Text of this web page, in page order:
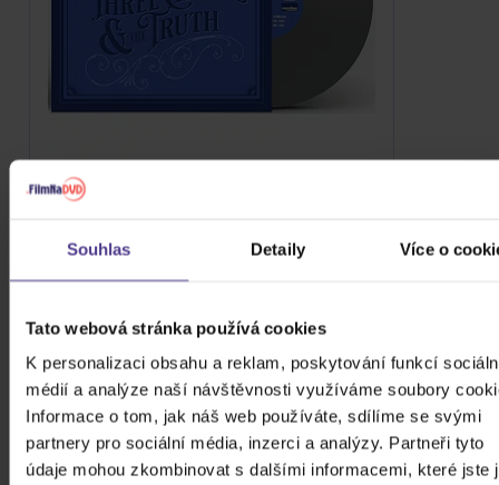
Souhlas Detaily Více o
Tato webová stránka používá cookies
K personalizaci obsahu a reklam, poskytování funkcí
médií a analýze naší návštěvnosti využíváme soubory
Informace o tom, jak náš web používáte, sdílíme se svými
partnery pro sociální média, inzerci a analýzy. Partneři tyto
údaje mohou zkombinovat s dalšími informacemi, které jste
Van Morrison: Three Chords And The
Truth (Coloured Vinyl)
Do týdne
HLÍDAT DOSTUPNOST